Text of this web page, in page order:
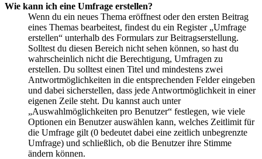
Wie kann ich eine Umfrage erstellen?
Wenn du ein neues Thema eröffnest oder den ersten Beitrag
eines Themas bearbeitest, findest du ein Register „Umfrage
erstellen“ unterhalb des Formulars zur Beitragserstellung.
Solltest du diesen Bereich nicht sehen können, so hast du
wahrscheinlich nicht die Berechtigung, Umfragen zu
erstellen. Du solltest einen Titel und mindestens zwei
Antwortmöglichkeiten in die entsprechenden Felder eingeben
und dabei sicherstellen, dass jede Antwortmöglichkeit in einer
eigenen Zeile steht. Du kannst auch unter
„Auswahlmöglichkeiten pro Benutzer“ festlegen, wie viele
Optionen ein Benutzer auswählen kann, welches Zeitlimit für
die Umfrage gilt (0 bedeutet dabei eine zeitlich unbegrenzte
Umfrage) und schließlich, ob die Benutzer ihre Stimme
ändern können.